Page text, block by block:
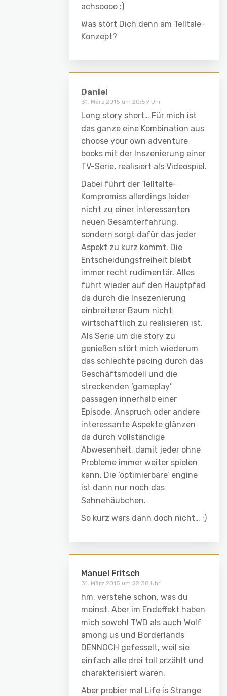
achsoooo :)
Was stört Dich denn am Telltale-
Konzept?
Daniel
31. März 2015 um 20:59 Uhr
Long story short… Für mich ist
das ganze eine Kombination aus
choose your own adventure
books mit der Inszenierung einer
TV-Serie, realisiert als Videospiel.
Dabei führt der Telltalte-
Kompromiss allerdings leider
nicht zu einer interessanten
neuen Gesamterfahrung,
sondern sorgt dafür das jeder
Aspekt zu kurz kommt. Die
Entscheidungsfreiheit bleibt
immer recht rudimentär. Alles
führt wieder auf den Hauptpfad
da durch die Insezenierung
einbreiterer Baum nicht
wirtschaftlich zu realisieren ist.
Als Serie um die story zu
genießen stört mich wiederum
das schlechte pacing durch das
Geschäftsmodell und die
streckenden ‘gameplay’
passagen innerhalb einer
Episode. Anspruch oder andere
interessante Aspekte glänzen
da durch vollständige
Abwesenheit, damit jeder ohne
Probleme immer weiter spielen
kann. Die ‘optimierbare’ engine
ist dann nur noch das
Sahnehäubchen.
So kurz wars dann doch nicht… ;)
Manuel Fritsch
31. März 2015 um 22:38 Uhr
hm, verstehe schon, was du
meinst. Aber im Endeffekt haben
mich sowohl TWD als auch Wolf
among us und Borderlands
DENNOCH gefesselt, weil sie
einfach alle drei toll erzählt und
charakterisiert waren.
Aber probier mal Life is Strange